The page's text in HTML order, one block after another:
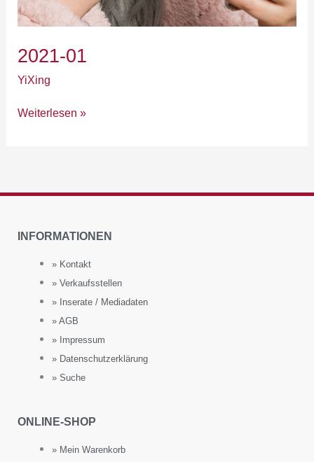
2021-01
YiXing
Weiterlesen »
INFORMATIONEN
» Kontakt
» Verkaufsstellen
» Inserate / Mediadaten
» AGB
» Impressum
» Datenschutzerklärung
» Suche
ONLINE-SHOP
» Mein Warenkorb